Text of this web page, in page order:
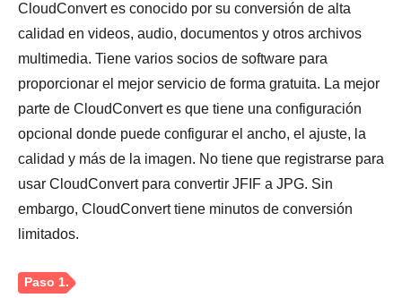
Paso 2.
CloudConvert es conocido por su conversión de alta
calidad en videos, audio, documentos y otros archivos
multimedia. Tiene varios socios de software para
proporcionar el mejor servicio de forma gratuita. La mejor
parte de CloudConvert es que tiene una configuración
opcional donde puede configurar el ancho, el ajuste, la
calidad y más de la imagen. No tiene que registrarse para
usar CloudConvert para convertir JFIF a JPG. Sin
embargo, CloudConvert tiene minutos de conversión
limitados.